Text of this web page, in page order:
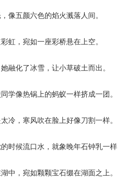
像五颜六色的焰火溅落人间。
虹，宛如一座彩桥悬在上空。
融化了冰雪，让小草破土而出。
学像热锅上的蚂蚁一样挤成一团。
冷，寒风吹在脸上好像刀割一样。
时候流口水，就象晚年石钟乳一样
中，宛如颗颗宝石缀在湖面之上。